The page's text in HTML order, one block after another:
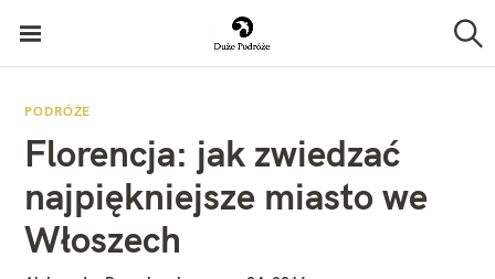
z
PODRÓŻE
Florencja: jak zwiedzać
najpiękniejsze miasto we
Włoszech